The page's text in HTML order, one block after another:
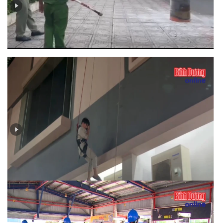
Bản tin PCCC số 5 - 2025: Hiệu quả từ mô hình “Tổ liên
gia an toàn phòng cháy chữa cháy”
Bản tin PCCC số 4-2025: An toàn PCCC tại chung cư,
nhà cao tầng